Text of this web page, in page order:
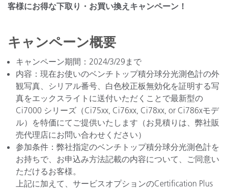
客様にお得な下取り・お買い換えキャンペーン！
キャンペーン概要
キャンペーン期間：2024/3/29まで
内容：現在お使いのベンチトップ積分球分光測色計の外
観写真、シリアル番号、白色校正板無効化を証明する写
真をエックスライトに送付いただくことで最新型の
Ci7000 シリーズ（Ci75xx, Ci76xx, Ci78xx, or Ci786xモデ
ル）を特価にてご提供いたします（お見積りは、弊社販
売代理店にお問い合わせください）
参加条件：弊社指定のベンチトップ積分球分光測色計を
お持ちで、お申込み方法記載の内容について、ご同意い
ただけるお客様。
上記に加えて、サービスオプションのCertification Plus